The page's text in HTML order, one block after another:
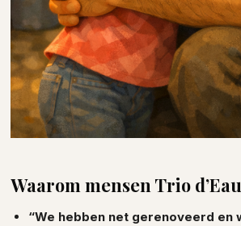
Waarom mensen Trio
“We hebben net gerenoveerd en